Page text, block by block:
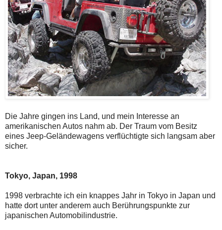
Die Jahre gingen ins Land, und mein Interesse an
amerikanischen Autos nahm ab. Der Traum vom Besitz
eines Jeep-Geländewagens verflüchtigte sich langsam aber
sicher.
Tokyo, Japan, 1998
1998 verbrachte ich ein knappes Jahr in Tokyo in Japan und
hatte dort unter anderem auch Berührungspunkte zur
japanischen Automobilindustrie.